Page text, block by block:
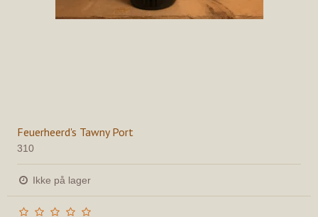
Feuerheerd's Tawny Port
310
Ikke på lager